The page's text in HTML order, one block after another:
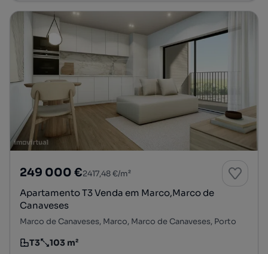
249 000 €2417,48 €/m²
Apartamento T3 Venda em Marco,Marco de
Canaveses
Marco de Canaveses, Marco, Marco de Canaveses, Porto
Tipologia
T3
Preço por metro quadrado
103 m²